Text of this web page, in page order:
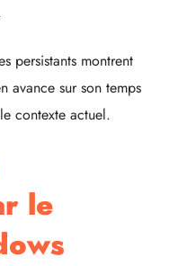
persistants montrent
avance sur son temps
contexte actuel.
le